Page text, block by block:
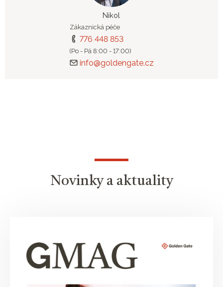
Nikol
Zákaznická péče
776 448 853
(Po - Pá 8:00 - 17:00)
info@goldengate.cz
Novinky a aktuality